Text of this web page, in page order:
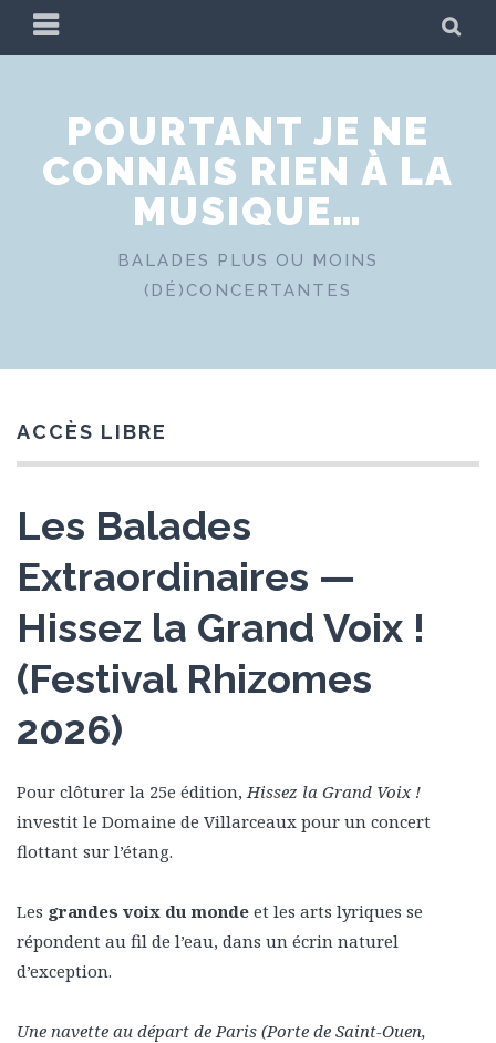
PRIMARY
MENU
POURTANT JE NE
CONNAIS RIEN À LA
MUSIQUE…
BALADES PLUS OU MOINS
(DÉ)CONCERTANTES
ACCÈS LIBRE
Les Balades
Extraordinaires —
Hissez la Grand Voix !
(Festival Rhizomes
2026)
Pour clôturer la 25e édition,Hissez la Grand Voix !
investit le Domaine de Villarceaux pour un concert
flottant sur l’étang.
Les grandes voix du monde et les arts lyriques se
répondent au fil de l’eau, dans un écrin naturel
d’exception.
Une navette au départ de Paris (Porte de Saint-Ouen,